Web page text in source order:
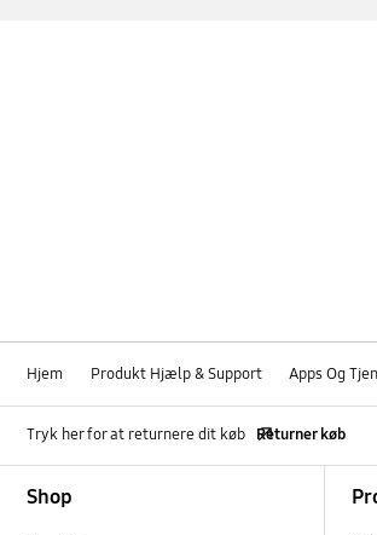
Hjem Produkt Hjælp & Support Apps Og
Tryk her for at returnere dit køb Returner køb
Shop